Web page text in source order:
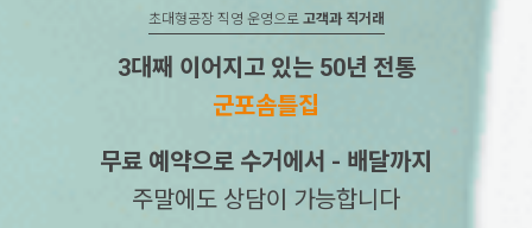
초대형공장 직영 운영으로 고객과 직거래
3대째 이어지고 있는 50년 전통
군포솜틀집
무료 예약으로 수거에서 - 배달까지
주말에도 상담이 가능합니다